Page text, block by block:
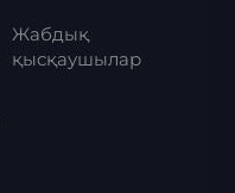
Жабдық
қысқаушылар